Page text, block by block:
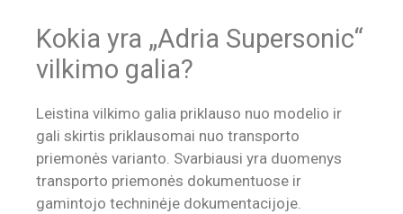
Kokia yra „Adria Supersonic“
vilkimo galia?
Leistina vilkimo galia priklauso nuo modelio ir
gali skirtis priklausomai nuo transporto
priemonės varianto. Svarbiausi yra duomenys
transporto priemonės dokumentuose ir
gamintojo techninėje dokumentacijoje.